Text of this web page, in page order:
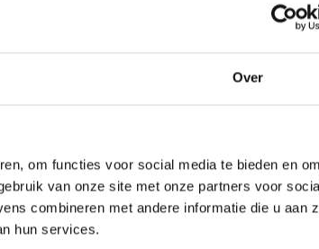
Over
om functies voor social media te bieden en
van onze site met onze partners voor
combineren met andere informatie die u aan
hun services.
gemaakt door: